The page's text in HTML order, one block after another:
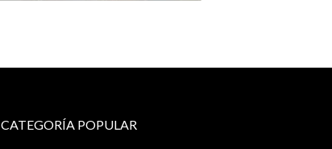
CATEGORÍA POPULAR